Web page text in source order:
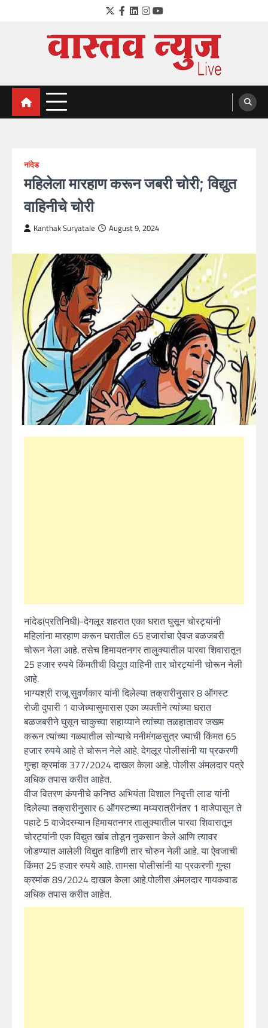
Twitter
Facebook
LinkedIn
Instagram
YouTube
VastavNEWSLive.com
a leading NEWS portal of Maharahstra
नांदेड
महिलेला मारहाण करून जबरी चोरी; विद्युत
वाहिनीचे चोरी
Kanthak Suryatale August 9, 2024
नांदेड(प्रतिनिधी)-देगलूर शहरात एका घरात घुसून चोरट्यांनी
महिलांना मारहाण करून घरातील 65 हजारांचा ऐवज बळजबरी
चोरून नेला आहे. तसेच हिमायतनगर तालुक्यातील पारवा शिवारातून
25 हजार रुपये किंमतीची विद्युत वाहिनी तार चोरट्यांनी चोरून नेली
आहे.
भाग्यश्री राजू सुवर्णकार यांनी दिलेल्या तक्रारीनुसार 8 ऑगस्ट
रोजी दुपारी 1 वाजेच्यासुमारास एका व्यक्तीने त्यांच्या घरात
बळजबरीने घुसून चाकुच्या सहाय्याने त्यांच्या तळहातावर जखम
करून त्यांच्या गळ्यातील सोन्याचे मनीमंगळसुत्र ज्याची किंमत 65
हजार रुपये आहे ते चोरून नेले आहे. देगलूर पोलीसांनी या प्रकरणी
गुन्हा क्रमांक 377/2024 दाखल केला आहे. पोलीस अंमलदार पत्रे
अधिक तपास करीत आहेत.
वीज वितरण कंपनीचे कनिष्ठ अभियंता विशाल निवृत्ती लाड यांनी
दिलेल्या तक्रारीनुसार 6 ऑगस्टच्या मध्यरात्रीनंतर 1 वाजेपासून ते
पहाटे 5 वाजेदरम्यान हिमायतनगर तालुक्यातील पारवा शिवारातून
चोरट्यांनी एक विद्युत खांब तोडून नुकसान केले आणि त्यावर
जोडण्यात आलेली विद्युत वाहिणी तार चोरुन नेली आहे. या ऐवजाची
किंमत 25 हजार रुपये आहे. तामसा पोलीसांनी या प्रकरणी गुन्हा
क्रमांक 89/2024 दाखल केला आहे.पोलीस अंमलदार गायकवाड
अधिक तपास करीत आहेत.